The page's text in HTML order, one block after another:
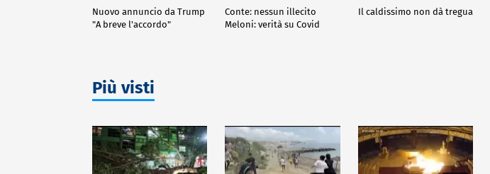
Nuovo annuncio da Trump
"A breve l'accordo"
Conte: nessun illecito
Meloni: verità su Covid
Il caldissimo non dà tregua
Più visti